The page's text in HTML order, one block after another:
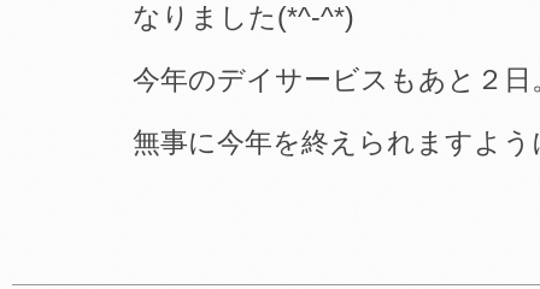
なりました(*^-^*)
今年のデイサービスもあと２日
無事に今年を終えられますよう